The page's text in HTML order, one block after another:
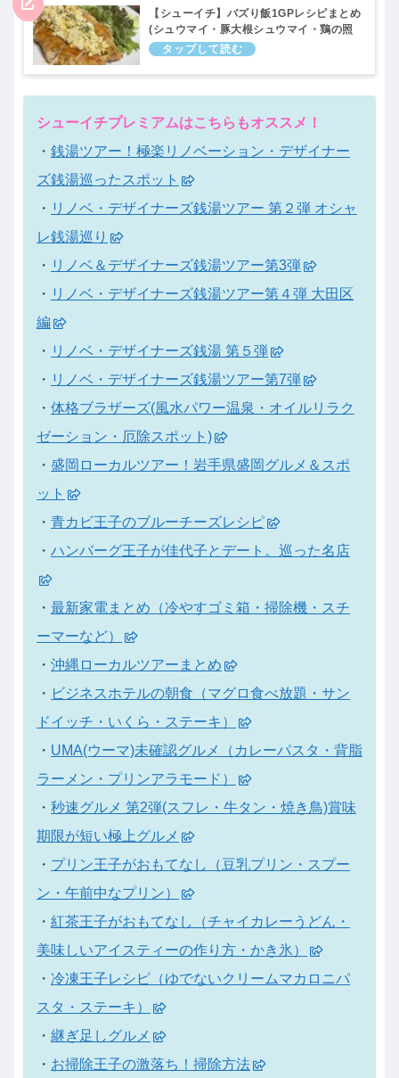
【シューイチ】バズり飯1GPレシピまとめ
(シュウマイ・豚大根シュウマイ・鶏の照
り焼きタルタル)プレミアム ｜1月15日
シューイチプレミアムはこちらもオススメ！
・ 銭湯ツアー！極楽リノベーション・デザイナー
ズ銭湯巡ったスポット
・ リノベ・デザイナーズ銭湯ツアー 第２弾 オシャ
レ銭湯巡り
・ リノベ＆デザイナーズ銭湯ツアー第3弾
・ リノベ・デザイナーズ銭湯ツアー第４弾 大田区
編
・ リノベ・デザイナーズ銭湯 第５弾
・ リノベ・デザイナーズ銭湯ツアー第7弾
・ 体格ブラザーズ(風水パワー温泉・オイルリラク
ゼーション・厄除スポット)
・ 盛岡ローカルツアー！岩手県盛岡グルメ＆スポ
ット
・ 青カビ王子のブルーチーズレシピ
・ ハンバーグ王子が佳代子とデート。巡った名店
・ 最新家電まとめ（冷やすゴミ箱・掃除機・スチ
ーマーなど）
・ 沖縄ローカルツアーまとめ
・ ビジネスホテルの朝食（マグロ食べ放題・サン
ドイッチ・いくら・ステーキ）
・ UMA(ウーマ)未確認グルメ（カレーパスタ・背脂
ラーメン・プリンアラモード）
・ 秒速グルメ 第2弾(スフレ・牛タン・焼き鳥)賞味
期限が短い極上グルメ
・ プリン王子がおもてなし（豆乳プリン・スプー
ン・午前中なプリン）
・ 紅茶王子がおもてなし（チャイカレーうどん・
美味しいアイスティーの作り方・かき氷）
・ 冷凍王子レシピ（ゆでないクリームマカロニパ
スタ・ステーキ）
・ 継ぎ足しグルメ
・ お掃除王子の激落ち！掃除方法